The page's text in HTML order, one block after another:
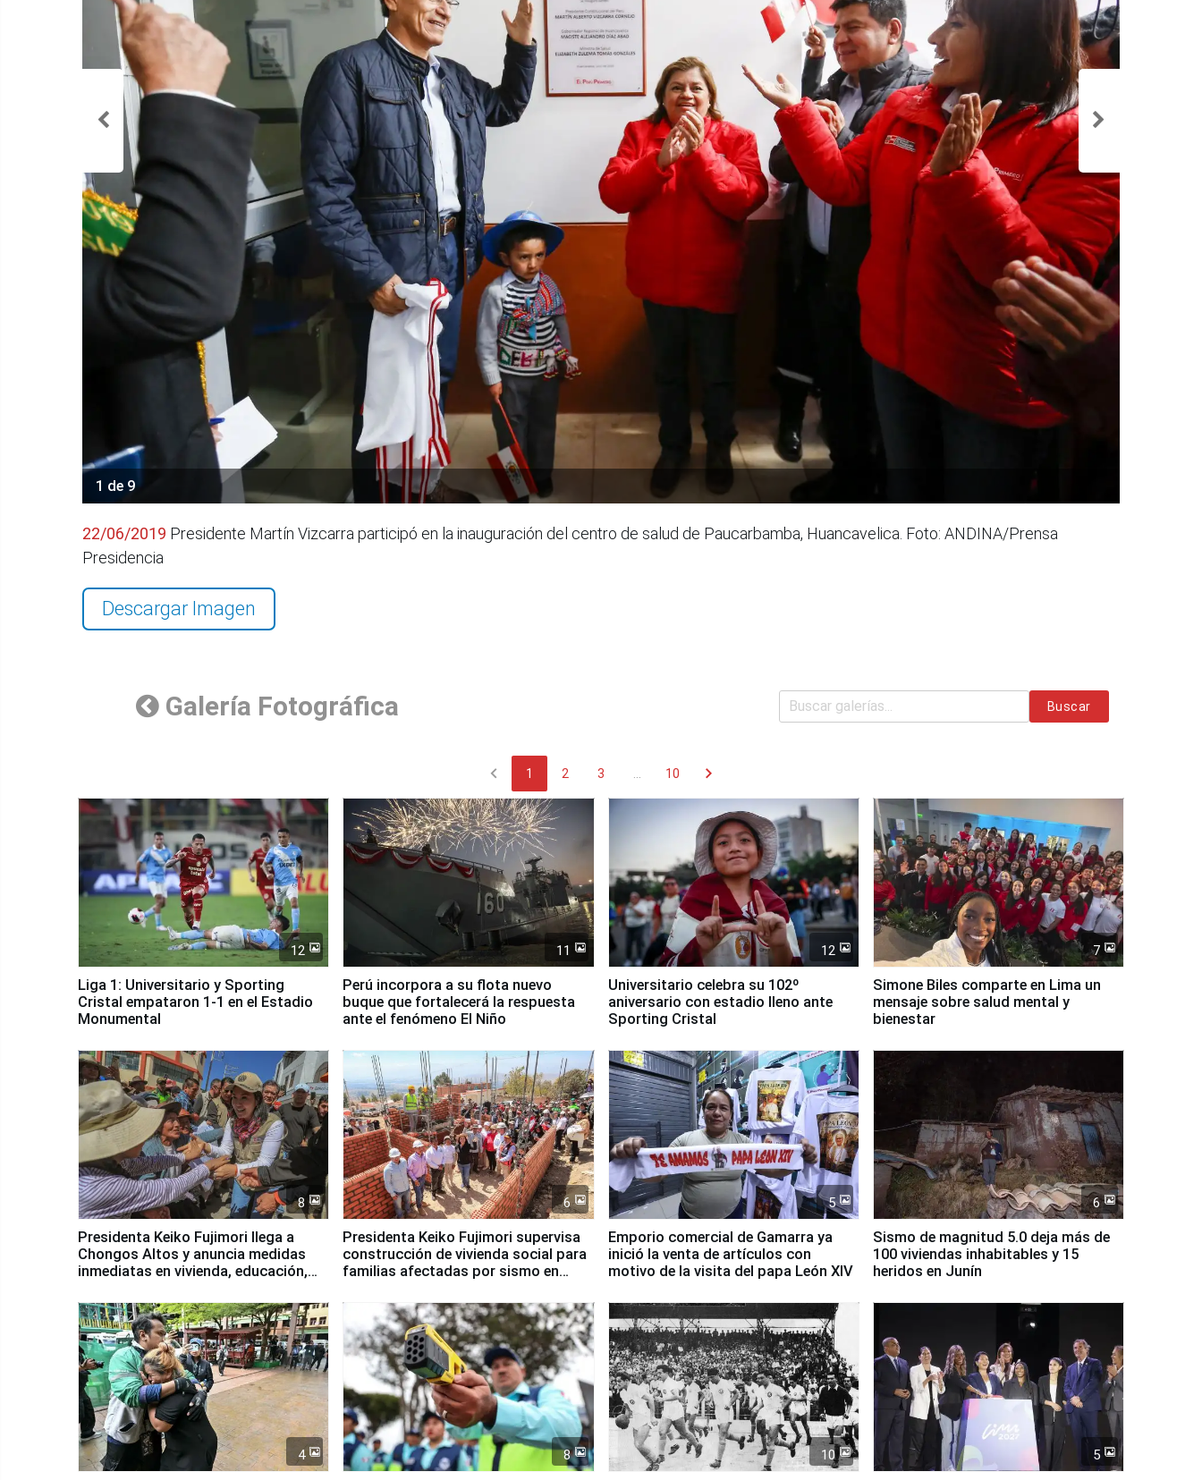
1 de 9
22/06/2019 Presidente Martín Vizcarra participó en la inauguración del centro de salud de Paucarbamba, Huancavelica. Foto: ANDINA/Prensa
Presidencia
Descargar Imagen
Galería Fotográfica Buscar
chevron_left 1 2 3 10 chevron_right
12
Liga 1: Universitario y Sporting
Cristal empataron 1-1 en el Estadio
Monumental
11
Perú incorpora a su flota nuevo
buque que fortalecerá la respuesta
ante el fenómeno El Niño
12
Universitario celebra su 102º
aniversario con estadio lleno ante
Sporting Cristal
7
Simone Biles comparte en Lima un
mensaje sobre salud mental y
bienestar
8
Presidenta Keiko Fujimori llega a
Chongos Altos y anuncia medidas
inmediatas en vivienda, educación,
6
Presidenta Keiko Fujimori supervisa
construcción de vivienda social para
familias afectadas por sismo en
5
Emporio comercial de Gamarra ya
inició la venta de artículos con
motivo de la visita del papa León XIV
6
Sismo de magnitud 5.0 deja más de
100 viviendas inhabitables y 15
heridos en Junín
4 8 10 5